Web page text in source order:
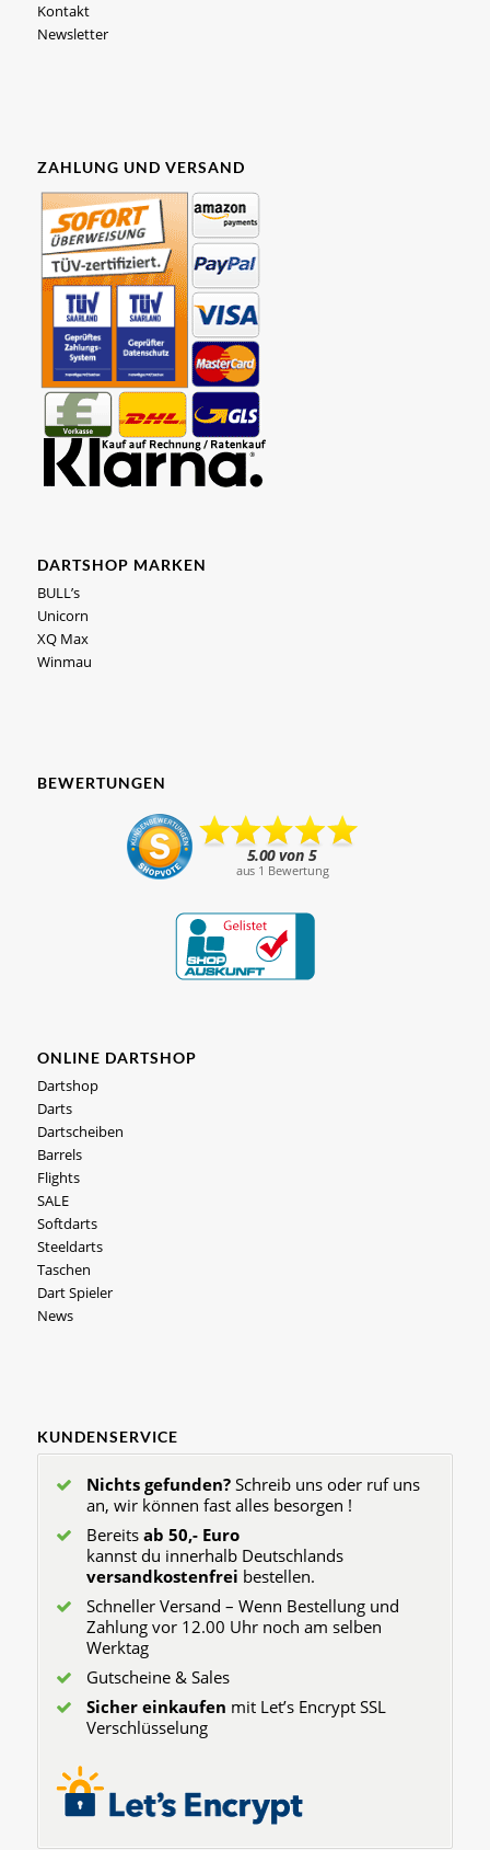
Kontakt
Newsletter
ZAHLUNG UND VERSAND
DARTSHOP MARKEN
BULL’s
Unicorn
XQ Max
Winmau
BEWERTUNGEN
ONLINE DARTSHOP
Dartshop
Darts
Dartscheiben
Barrels
Flights
SALE
Softdarts
Steeldarts
Taschen
Dart Spieler
News
KUNDENSERVICE
Nichts gefunden?Schreib uns oder ruf uns
an, wir können fast alles besorgen !
Bereits ab 50,- Euro
kannst du innerhalb Deutschlands
versandkostenfrei bestellen.
Schneller Versand – Wenn Bestellung und
Zahlung vor 12.00 Uhr noch am selben
Werktag
Gutscheine & Sales
Sicher einkaufen mit Let’s Encrypt SSL
Verschlüsselung